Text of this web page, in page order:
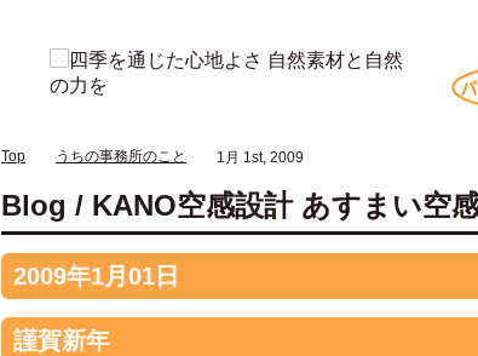
Top うちの事務所のこと 1月 1st, 2009
Blog / KANO空感設計 あすまい空
2009年1月01日
謹賀新年